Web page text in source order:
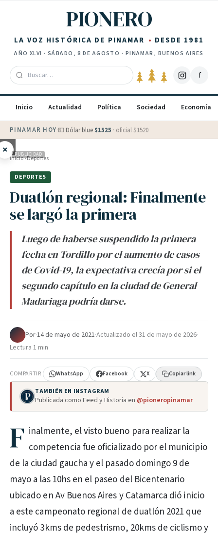
PIONERO
LA VOZ HISTÓRICA DE PINAMAR DESDE 1981
AÑO XLVI · SÁBADO, 8 DE AGOSTO · PINAMAR, BUENOS AIRES
f
Inicio Actualidad Política Sociedad Economía
PINAMAR HOY·💵 Dólar blue $1525 · oficial $1520
× PUBLICIDAD
Inicio›Deportes
DEPORTES
Duatlón regional: Finalmente
se largó la primera
Luego de haberse suspendido la primera
fecha en Tordillo por el aumento de casos
de Covid-19, la expectativa crecía por si el
segundo capítulo en la ciudad de General
Madariaga podría darse.
Por·14 de mayo de 2021·Actualizado el31 de mayo de 2026·
Lectura 1 min
COMPARTIR WhatsApp Facebook X Copiar link
TAMBIÉN EN INSTAGRAM
Publicada como Feed y Historia en @pioneropinamar
F inalmente, el visto bueno para realizar la
competencia fue oficializado por el municipio
de la ciudad gaucha y el pasado domingo 9 de
mayo a las 10hs en el paseo del Bicentenario
ubicado en Av Buenos Aires y Catamarca dió inicio
a este campeonato regional de duatlón 2021 que
incluyó 3kms de pedestrismo, 20kms de ciclismo y